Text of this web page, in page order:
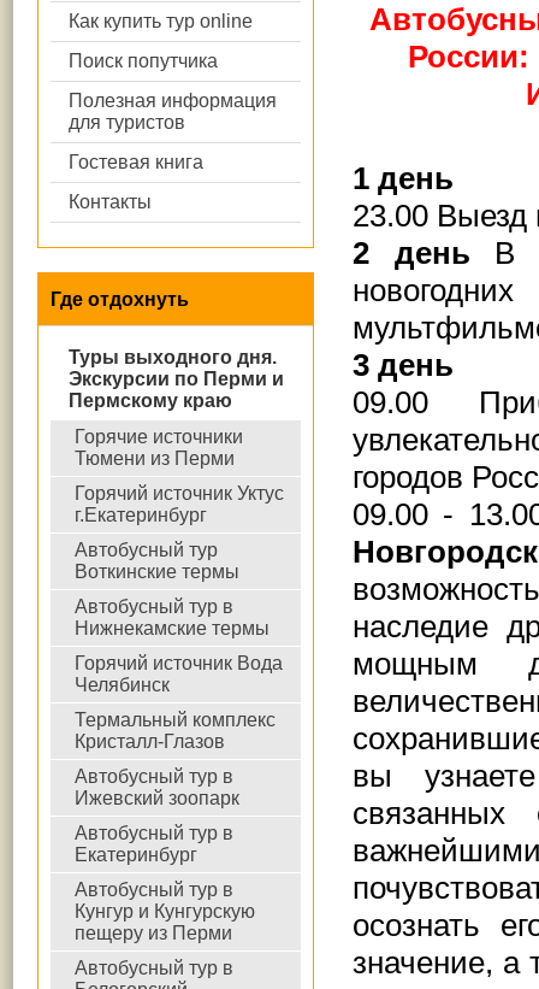
Как купить тур online
Поиск попутчика
Полезная информация
для туристов
Гостевая книга
Контакты
Где отдохнуть
Туры выходного дня.
Экскурсии по Перми и
Пермскому краю
Горячие источники
Тюмени из Перми
Горячий источник Уктус
г.Екатеринбург
Автобусный тур
Воткинские термы
Автобусный тур в
Нижнекамские термы
Горячий источник Вода
Челябинск
Термальный комплекс
Кристалл-Глазов
Автобусный тур в
Ижевский зоопарк
Автобусный тур в
Екатеринбург
Автобусный тур в
Кунгур и Кунгурскую
пещеру из Перми
Автобусный тур в
1 день
23.00
2 день В
3 день
09.00
городов
09.00 -
наследие
мощным
вы
осознать
значение, а